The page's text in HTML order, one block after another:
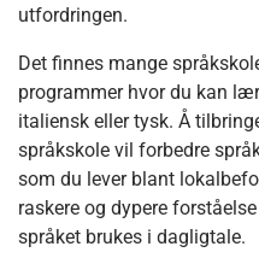
utfordringen.
Det finnes mange
programmer hvor du kan
italiensk eller tysk. Å
språkskole vil forbedre
som du lever blant
raskere og dypere
språket brukes i dagligtale.